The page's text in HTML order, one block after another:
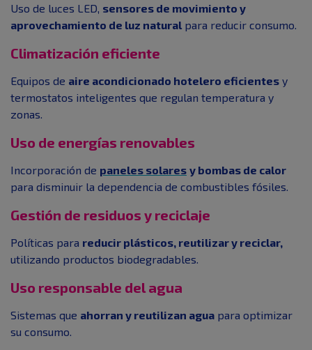
Uso de luces LED, sensores de movimiento y
aprovechamiento de luz natural para reducir consumo.
Climatización eficiente
Equipos de aire acondicionado hotelero eficientes y
termostatos inteligentes que regulan temperatura y
zonas.
Uso de energías renovables
Incorporación de paneles solares y bombas de calor
para disminuir la dependencia de combustibles fósiles.
Gestión de residuos y reciclaje
Políticas para reducir plásticos, reutilizar y reciclar,
utilizando productos biodegradables.
Uso responsable del agua
Sistemas que ahorran y reutilizan agua para optimizar
su consumo.